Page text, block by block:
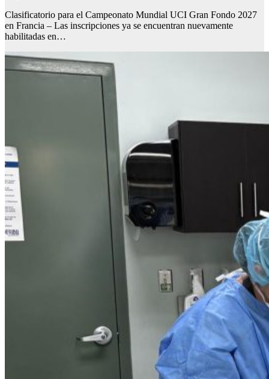
Clasificatorio para el Campeonato Mundial UCI Gran Fondo 2027
en Francia – Las inscripciones ya se encuentran nuevamente
habilitadas en…